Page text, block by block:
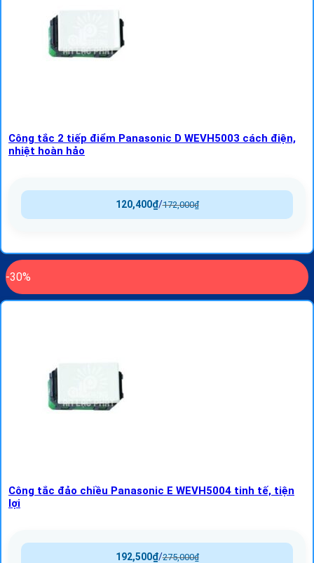
Công tắc 2 tiếp điểm Panasonic D WEVH5003 cách điện,
nhiệt hoàn hảo
172,000₫
/
120,400₫
-30%
Công tắc đảo chiều Panasonic E WEVH5004 tinh tế, tiện
lợi
275,000₫
/
192,500₫